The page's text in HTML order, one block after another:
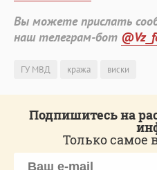
Вы можете прислать
наш телеграм-бот
ГУ МВД кража виски
Подпишитесь на
Только самое